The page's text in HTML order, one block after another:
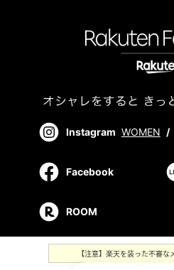
Instagram WOMEN /
Facebook
ROOM
【注意】楽天を装った不審な